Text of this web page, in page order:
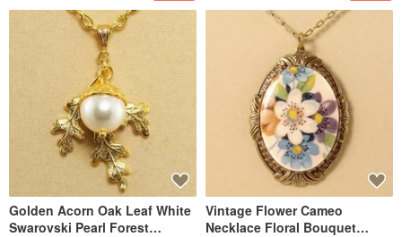
Golden Acorn Oak Leaf White
Swarovski Pearl Forest
Vintage Flower Cameo
Necklace Floral Bouquet